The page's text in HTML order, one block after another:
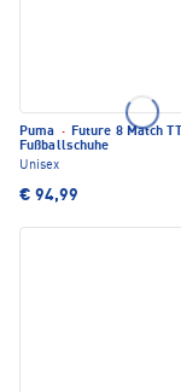
Puma · Future 8 Match TT
Fußballschuhe
Unisex
€ 94,99